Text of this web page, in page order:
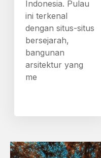
Indonesia. Pulau
ini terkenal
dengan situs-situs
bersejarah,
bangunan
arsitektur yang
me